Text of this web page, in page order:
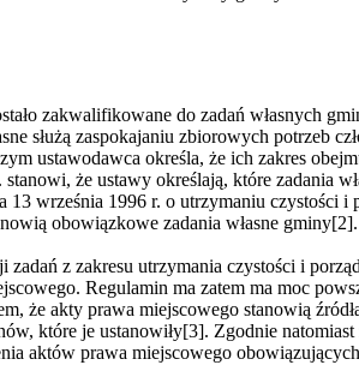
zakwalifikowane do zadań własnych
służą zaspokajaniu zbiorowych potrzeb
ustawodawca określa, że ich zakres
że ustawy określają, które zadania
13 września 1996 r. o utrzymaniu czystości
obowiązkowe zadania własne gminy[2].
zadań z zakresu utrzymania czystości i
Regulamin ma zatem ma moc
że akty prawa miejscowego stanowią
które je ustanowiły[3]. Zgodnie
aktów prawa miejscowego